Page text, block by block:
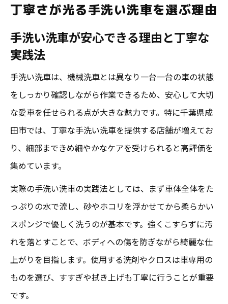
丁寧な手洗い洗車の効果と高評価の要因
満足度アップの秘訣は安心手洗い洗車
口コミが示す安心手洗い洗車の満足ポイン
ト
高評価を得る手洗い洗車のサービスとは
手洗い洗車で実感する安心と満足への近道
口コミで広がる安心手洗い洗車の評判
高評価口コミに学ぶ成田市の手洗い洗車
成田で高評価の手洗い洗車が選ばれる理由
口コミから見る丁寧な手洗い洗車の実力
安心できる手洗い洗車店の口コミ活用術
手洗い洗車の丁寧さを口コミでチェック
丁寧さが光る手洗い洗車を選ぶ理由
手洗い洗車が安心できる理由と丁寧な
実践法
手洗い洗車は、機械洗車とは異なり一台一台の車の状態
をしっかり確認しながら作業できるため、安心して大切
な愛車を任せられる点が大きな魅力です。特に千葉県成
田市では、丁寧な手洗い洗車を提供する店舗が増えてお
り、細部まできめ細やかなケアを受けられると高評価を
集めています。
実際の手洗い洗車の実践法としては、まず車体全体をた
っぷりの水で流し、砂やホコリを浮かせてから柔らかい
スポンジで優しく洗うのが基本です。強くこすらずに汚
れを落とすことで、ボディへの傷を防ぎながら綺麗な仕
上がりを目指します。使用する洗剤やクロスは車専用の
ものを選び、すすぎや拭き上げも丁寧に行うことが重要
です。